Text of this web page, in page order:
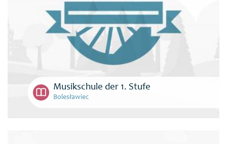
Musikschule der 1. Stufe
Bolesławiec